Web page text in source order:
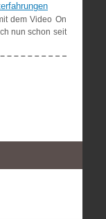
dem Video On
nun schon seit